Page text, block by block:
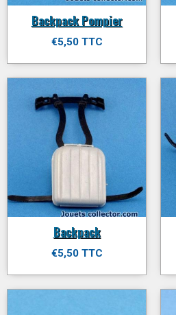
Backpack Pompier
€5,50 TTC
Backpack
€5,50 TTC